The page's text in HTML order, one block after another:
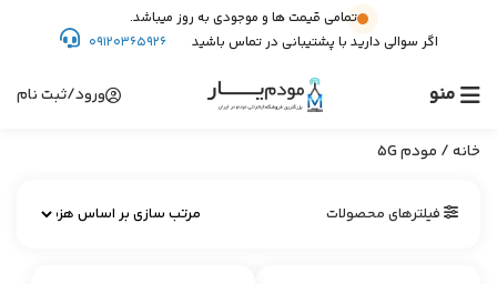
تمامی قیمت ها و موجودی به روز میباشد.
اگر سوالی دارید با پشتیبانی در تماس باشید
09120365926
منو ورود/ثبت نام
خانه/ مودم 5G
فیلترهای محصولات